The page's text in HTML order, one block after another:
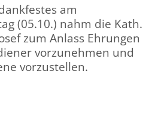
am
(05.10.) nahm die Kath.
zum Anlass Ehrungen
vorzunehmen und
vorzustellen.